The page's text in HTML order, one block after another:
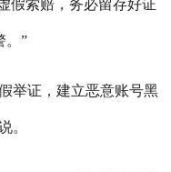
假索赔，务必留存好证
。”
证，建立恶意账号黑
。